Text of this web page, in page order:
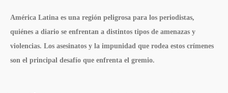
América Latina es una región peligrosa para los periodistas,
quiénes a diario se enfrentan a distintos tipos de amenazas y
violencias. Los asesinatos y la impunidad que rodea estos crímenes
son el principal desafío que enfrenta el gremio.